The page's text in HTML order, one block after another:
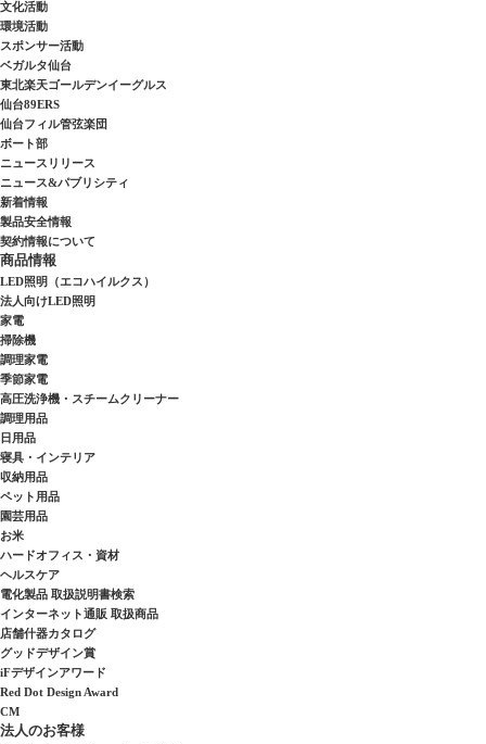
文化活動
環境活動
スポンサー活動
ベガルタ仙台
東北楽天ゴールデンイーグルス
仙台89ERS
仙台フィル管弦楽団
ボート部
ニュースリリース
ニュース&パブリシティ
新着情報
製品安全情報
契約情報について
商品情報
LED照明（エコハイルクス）
法人向けLED照明
家電
掃除機
調理家電
季節家電
高圧洗浄機・スチームクリーナー
調理用品
日用品
寝具・インテリア
収納用品
ペット用品
園芸用品
お米
ハードオフィス・資材
ヘルスケア
電化製品 取扱説明書検索
インターネット通販 取扱商品
店舗什器カタログ
グッドデザイン賞
iFデザインアワード
Red Dot Design Award
CM
法人のお客様